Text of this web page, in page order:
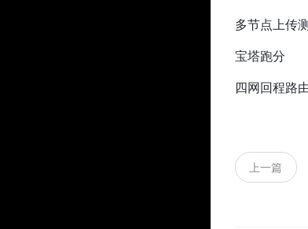
多节点上传
宝塔跑分
四网回程路
上一篇